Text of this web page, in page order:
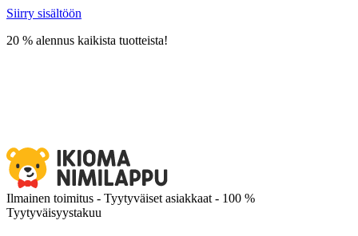
Siirry sisältöön
20 % alennus kaikista tuotteista!
Ilmainen toimitus - Tyytyväiset asiakkaat - 100 %
Tyytyväisyystakuu